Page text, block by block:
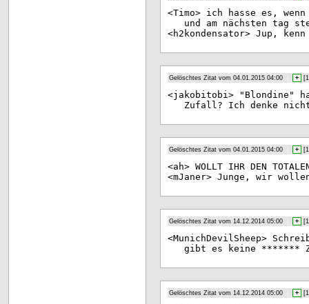
<Timo> ich hasse es,
und am nächsten tag
<h2 kondensator> Jup,
Gelöschtes Zitat vom 04.01.2015 04:00 + [
<ja kobitobi> "Blondine"
Zufall? Ich denke
Gelöschtes Zitat vom 04.01.2015 04:00 + [
<ah> WOLLT IHR DEN
<mJ aner> Junge, wir
Gelöschtes Zitat vom 14.12.2014 05:00 + [
<MunichDevilSheep>
gibt es keine *******
Gelöschtes Zitat vom 14.12.2014 05:00 + [